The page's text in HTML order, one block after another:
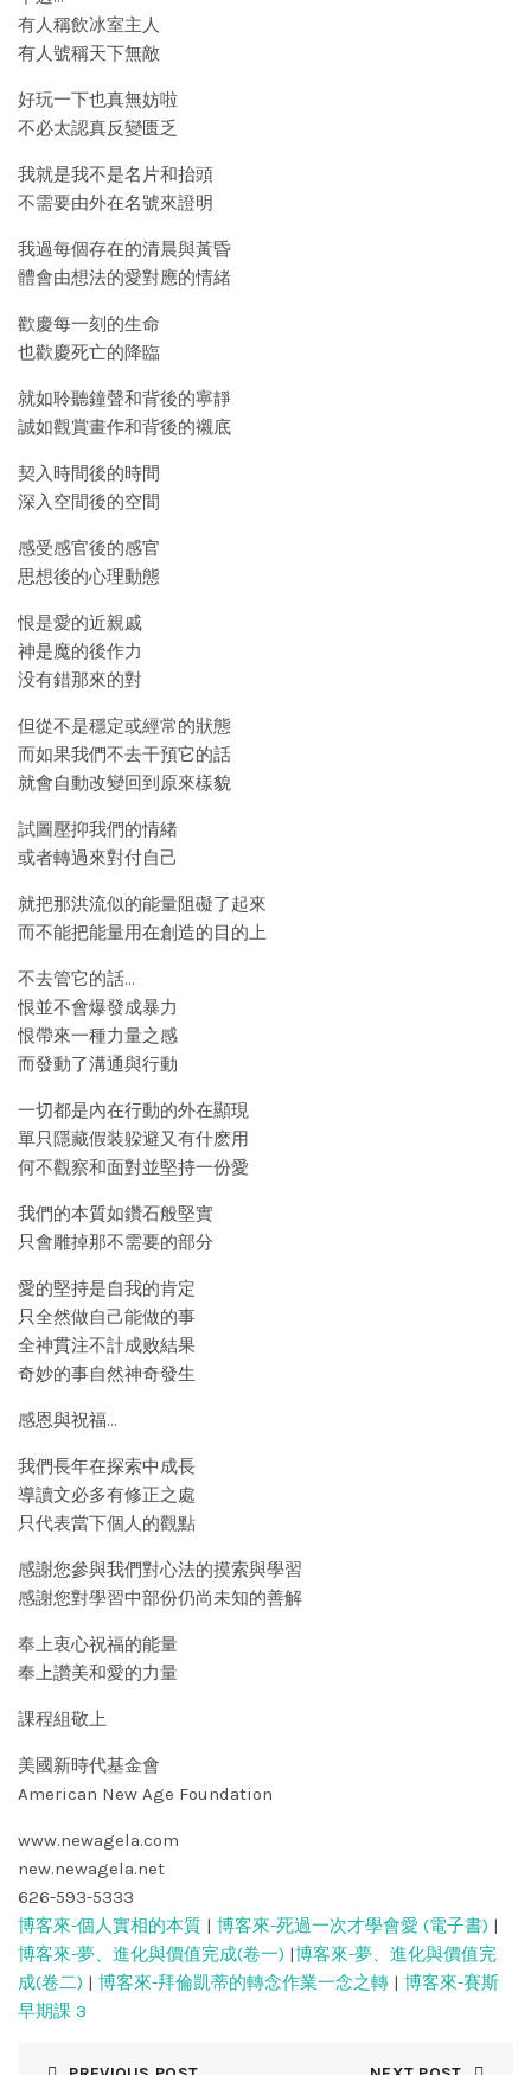
有人稱飲冰室主人
有人號稱天下無敵
好玩一下也真無妨啦
不必太認真反變匮乏
我就是我不是名片和抬頭
不需要由外在名號來證明
我過每個存在的清晨與黃昏
體會由想法的愛對應的情緒
歡慶每一刻的生命
也歡慶死亡的降臨
就如聆聽鐘聲和背後的寧靜
誠如觀賞畫作和背後的襯底
契入時間後的時間
深入空間後的空間
感受感官後的感官
思想後的心理動態
恨是愛的近親戚
神是魔的後作力
没有錯那來的對
但從不是穩定或經常的狀態
而如果我們不去干預它的話
就會自動改變回到原來樣貌
試圖壓抑我們的情緒
或者轉過來對付自己
就把那洪流似的能量阻礙了起來
而不能把能量用在創造的目的上
不去管它的話…
恨並不會爆發成暴力
恨帶來一種力量之感
而發動了溝通與行動
一切都是內在行動的外在顯現
單只隱藏假装躱避又有什麽用
何不觀察和面對並堅持一份愛
我們的本質如鑽石般堅實
只會雕掉那不需要的部分
愛的堅持是自我的肯定
只全然做自己能做的事
全神貫注不計成败結果
奇妙的事自然神奇發生
感恩與祝福…
我們長年在探索中成長
導讀文必多有修正之處
只代表當下個人的觀點
感謝您參與我們對心法的摸索與學習
感謝您對學習中部份仍尚未知的善解
奉上衷心祝福的能量
奉上讚美和愛的力量
課程組敬上
美國新時代基金會
American New Age Foundation
www.newagela.com
new.newagela.net
626-593-5333
博客來-個人實相的本質 | 博客來-死過一次才學會愛 (電子書) |
博客來-夢、進化與價值完成(卷一) |博客來-夢、進化與價值完
成(卷二) | 博客來-拜倫凱蒂的轉念作業一念之轉 | 博客來-賽斯
早期課 3